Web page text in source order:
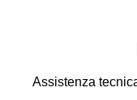
Assistenza